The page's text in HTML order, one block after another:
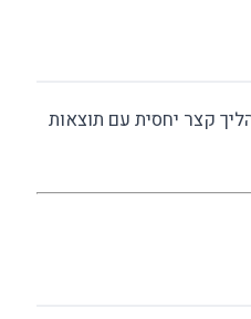
קצר יחסית עם תוצאות